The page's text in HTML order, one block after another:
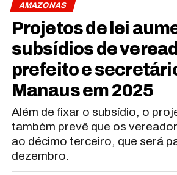
AMAZONAS
Projetos de lei
subsídios de
prefeito e
Manaus em 2025
Além de fixar o subsídio, o
também prevê que os
ao décimo terceiro, que será
dezembro.